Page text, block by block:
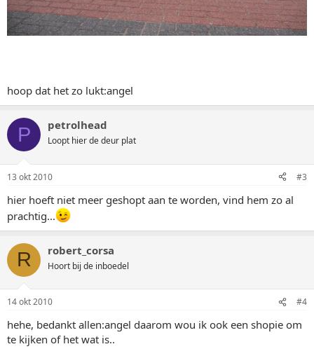
hoop dat het zo lukt:angel
P petrolhead
Loopt hier de deur plat
13 okt 2010 #3
hier hoeft niet meer geshopt aan te worden, vind hem zo al
prachtig...
R robert_corsa
Hoort bij de inboedel
14 okt 2010 #4
hehe, bedankt allen:angel daarom wou ik ook een shopie om
te kijken of het wat is..